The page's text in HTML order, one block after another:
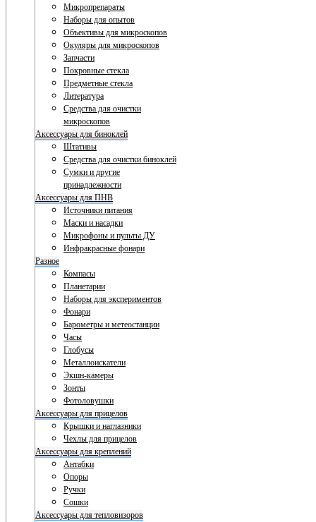
Микропрепараты
Наборы для опытов
Объективы для микроскопов
Окуляры для микроскопов
Запчасти
Покровные стекла
Предметные стекла
Литература
Средства для очистки
микроскопов
Аксессуары для биноклей
Штативы
Средства для очистки биноклей
Сумки и другие
принадлежности
Аксессуары для ПНВ
Источники питания
Маски и насадки
Микрофоны и пульты ДУ
Инфракрасные фонари
Разное
Компасы
Планетарии
Наборы для экспериментов
Фонари
Барометры и метеостанции
Часы
Глобусы
Металлоискатели
Экшн-камеры
Зонты
Фотоловушки
Аксессуары для прицелов
Крышки и наглазники
Чехлы для прицелов
Аксессуары для креплений
Антабки
Опоры
Ручки
Сошки
Аксессуары для тепловизоров